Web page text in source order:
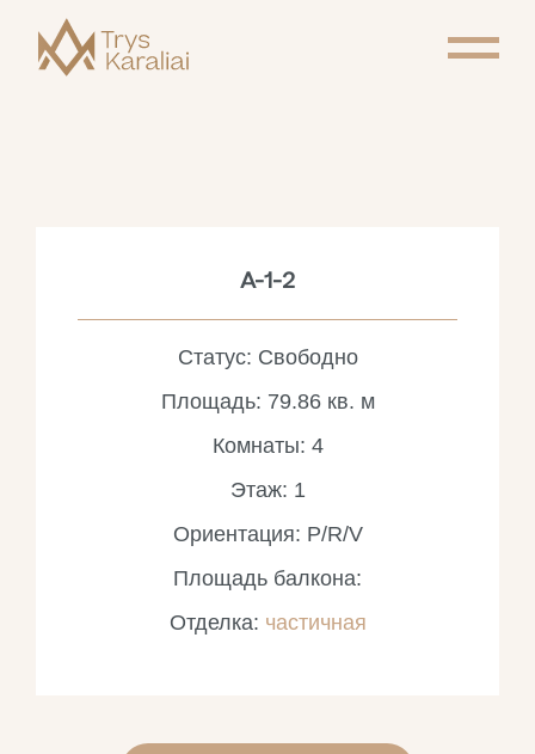
A-1-2
Статус: Свободно
Площадь: 79.86 кв. м
Комнаты: 4
Этаж: 1
Ориентация: P/R/V
Площадь балкона:
Отделка: частичная